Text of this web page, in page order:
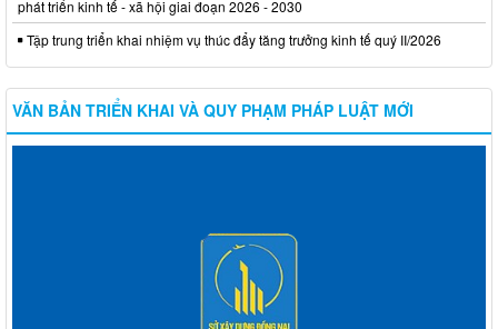
phát triển kinh tế - xã hội giai đoạn 2026 - 2030
Tập trung triển khai nhiệm vụ thúc đẩy tăng trưởng kinh tế quý II/2026
VĂN BẢN TRIỂN KHAI VÀ QUY PHẠM PHÁP LUẬT MỚI